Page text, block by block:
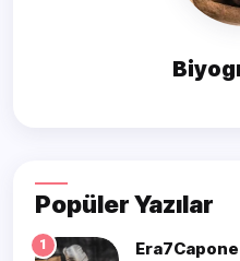
Popüler Yazılar
1